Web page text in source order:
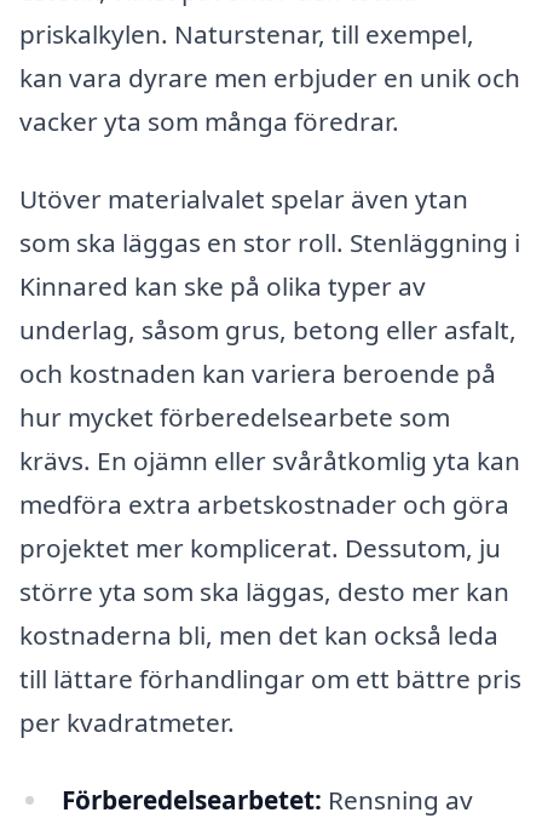
priskalkylen. Naturstenar, till exempel,
kan vara dyrare men erbjuder en unik och
vacker yta som många föredrar.
Utöver materialvalet spelar även ytan
som ska läggas en stor roll. Stenläggning i
Kinnared kan ske på olika typer av
underlag, såsom grus, betong eller asfalt,
och kostnaden kan variera beroende på
hur mycket förberedelsearbete som
krävs. En ojämn eller svåråtkomlig yta kan
medföra extra arbetskostnader och göra
projektet mer komplicerat. Dessutom, ju
större yta som ska läggas, desto mer kan
kostnaderna bli, men det kan också leda
till lättare förhandlingar om ett bättre pris
per kvadratmeter.
Förberedelsearbetet: Rensning av